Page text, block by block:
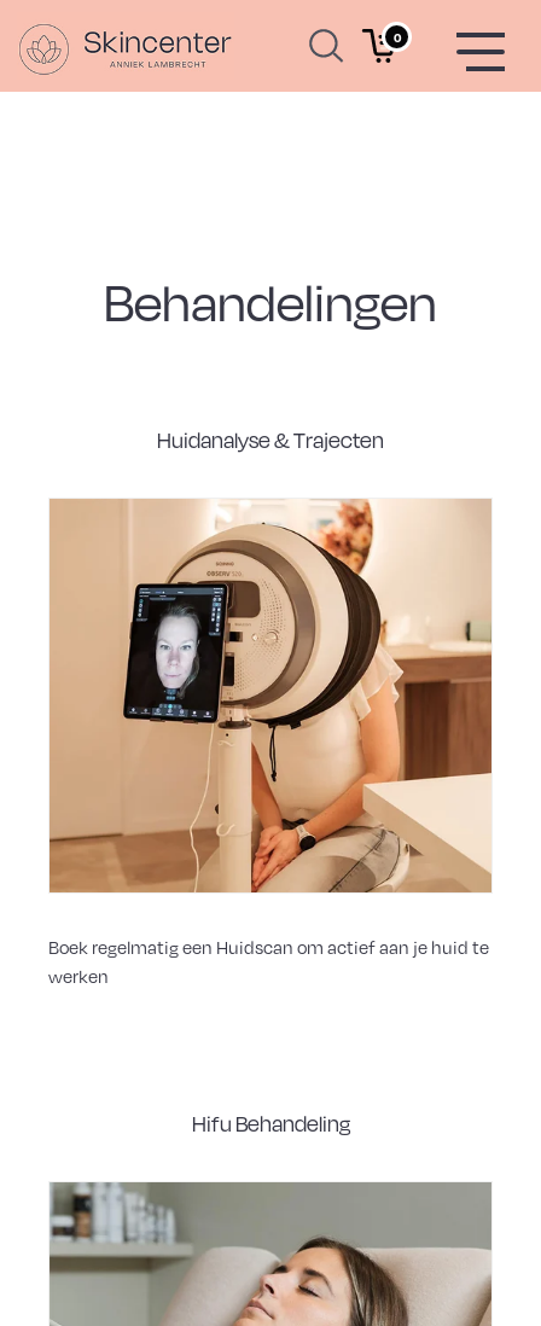
0
Behandelingen
Huidanalyse & Trajecten
Boek regelmatig een Huidscan om actief aan je huid te
werken
Hifu Behandeling